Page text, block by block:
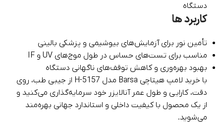
دستگاه
کاربرد ها
تأمین نور برای آزمایش‌های بیوشیمی و پزشکی بالینی
مناسب برای تست‌های حساس در طول موج‌های UV و IF
بهبود بهره‌وری و کاهش توقف‌های ناگهانی دستگاه
با خرید لامپ هیتاچی Barsa مدل H-5157 از جیبی طب، روی
دقت، کارایی و طول عمر آنالایزر خود سرمایه‌گذاری می‌کنید و
از یک محصول با کیفیت داخلی و استاندارد جهانی بهره‌مند
می‌شوید.